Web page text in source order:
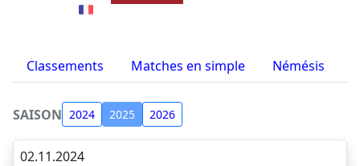
Classements Matches en simple Némésis
SAISON 2024 2025 2026
02.11.2024